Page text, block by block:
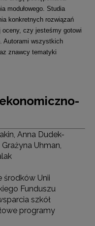
modułowego. Studia
konkretnych rozwiązań
czy jesteśmy gotowi
Autorami wszystkich
znawcy tematyki
Anna Dudek-
Uhman,
środków Unii
Funduszu
szkół
programy